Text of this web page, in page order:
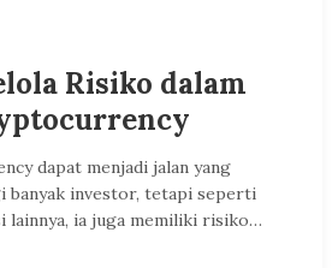
Risiko dalam
dapat menjadi jalan yang
banyak investor, tetapi seperti
lainnya, ia juga memiliki risiko…